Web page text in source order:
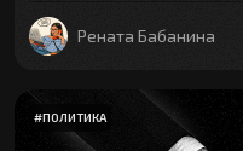
Рената Бабанина
#ПОЛИТИКА